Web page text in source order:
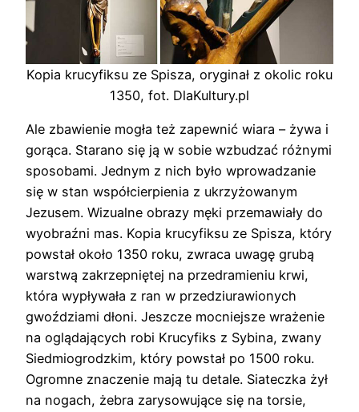
Kopia krucyfiksu ze Spisza, oryginał z okolic roku
1350, fot. DlaKultury.pl
Ale zbawienie mogła też zapewnić wiara – żywa i
gorąca. Starano się ją w sobie wzbudzać różnymi
sposobami. Jednym z nich było wprowadzanie
się w stan współcierpienia z ukrzyżowanym
Jezusem. Wizualne obrazy męki przemawiały do
wyobraźni mas. Kopia krucyfiksu ze Spisza, który
powstał około 1350 roku, zwraca uwagę grubą
warstwą zakrzepniętej na przedramieniu krwi,
która wypływała z ran w przedziurawionych
gwoździami dłoni. Jeszcze mocniejsze wrażenie
na oglądających robi Krucyfiks z Sybina, zwany
Siedmiogrodzkim, który powstał po 1500 roku.
Ogromne znaczenie mają tu detale. Siateczka żył
na nogach, żebra zarysowujące się na torsie,